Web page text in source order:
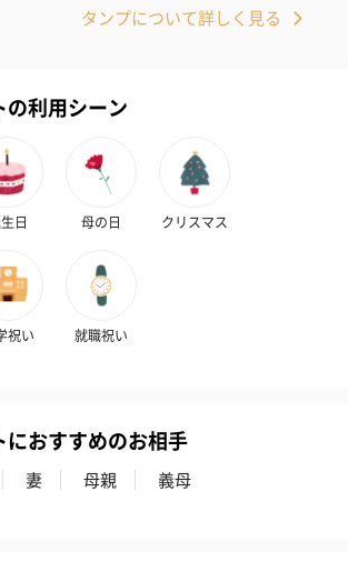
タンプについて詳しく見る
の利用シーン
日 母の日 クリスマス
祝い 就職祝い
におすすめのお相手
妻 母親 義母